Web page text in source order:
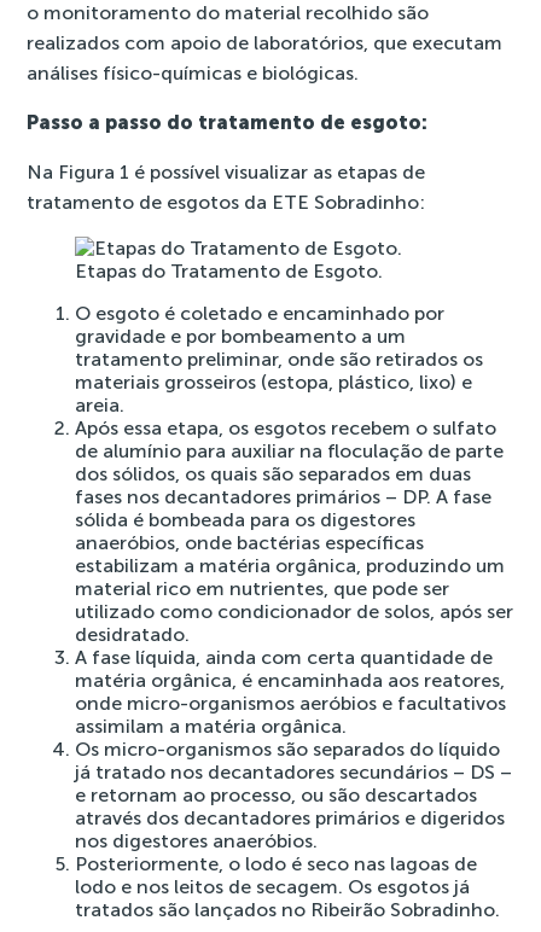
o monitoramento do material recolhido são
realizados com apoio de laboratórios, que executam
análises físico-químicas e biológicas.
Passo a passo do tratamento de esgoto:
Na Figura 1 é possível visualizar as etapas de
tratamento de esgotos da ETE Sobradinho:
Etapas do Tratamento de Esgoto.
O esgoto é coletado e encaminhado por
gravidade e por bombeamento a um
tratamento preliminar, onde são retirados os
materiais grosseiros (estopa, plástico, lixo) e
areia.
Após essa etapa, os esgotos recebem o sulfato
de alumínio para auxiliar na floculação de parte
dos sólidos, os quais são separados em duas
fases nos decantadores primários – DP. A fase
sólida é bombeada para os digestores
anaeróbios, onde bactérias específicas
estabilizam a matéria orgânica, produzindo um
material rico em nutrientes, que pode ser
utilizado como condicionador de solos, após ser
desidratado.
A fase líquida, ainda com certa quantidade de
matéria orgânica, é encaminhada aos reatores,
onde micro-organismos aeróbios e facultativos
assimilam a matéria orgânica.
Os micro-organismos são separados do líquido
já tratado nos decantadores secundários – DS –
e retornam ao processo, ou são descartados
através dos decantadores primários e digeridos
nos digestores anaeróbios.
Posteriormente, o lodo é seco nas lagoas de
lodo e nos leitos de secagem. Os esgotos já
tratados são lançados no Ribeirão Sobradinho.